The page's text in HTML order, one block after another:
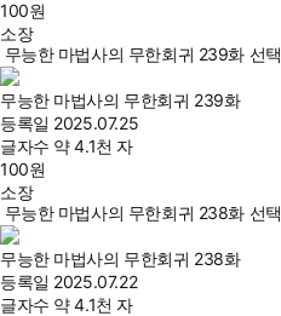
100원
소장
무능한 마법사의 무한회귀 239화 선택
무능한 마법사의 무한회귀 239화
등록일 2025.07.25
글자수 약 4.1천 자
100원
소장
무능한 마법사의 무한회귀 238화 선택
무능한 마법사의 무한회귀 238화
등록일 2025.07.22
글자수 약 4.1천 자